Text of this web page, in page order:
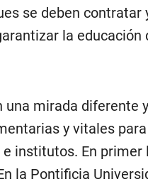
se deben contratar
la educación
una mirada diferente
y vitales
institutos. En primer
la Pontificia